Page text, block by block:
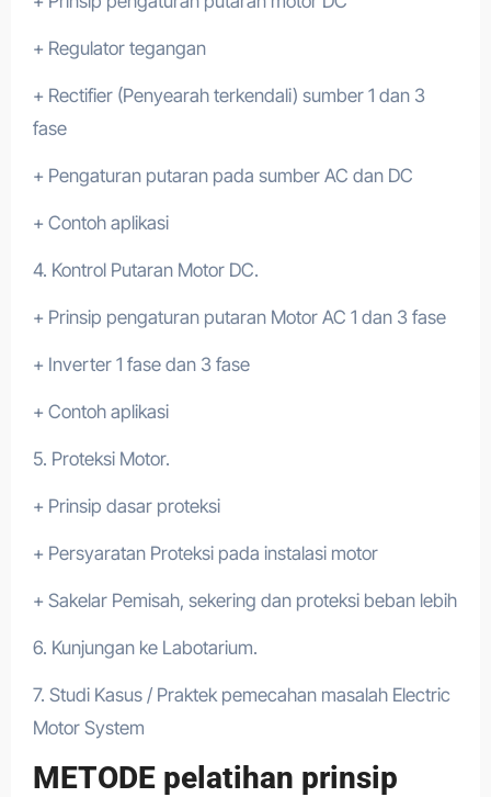
+ Regulator tegangan
+ Rectifier (Penyearah terkendali) sumber 1 dan 3
fase
+ Pengaturan putaran pada sumber AC dan DC
+ Contoh aplikasi
4. Kontrol Putaran Motor DC.
+ Prinsip pengaturan putaran Motor AC 1 dan 3 fase
+ Inverter 1 fase dan 3 fase
+ Contoh aplikasi
5. Proteksi Motor.
+ Prinsip dasar proteksi
+ Persyaratan Proteksi pada instalasi motor
+ Sakelar Pemisah, sekering dan proteksi beban lebih
6. Kunjungan ke Labotarium.
7. Studi Kasus / Praktek pemecahan masalah Electric
Motor System
METODE pelatihan prinsip